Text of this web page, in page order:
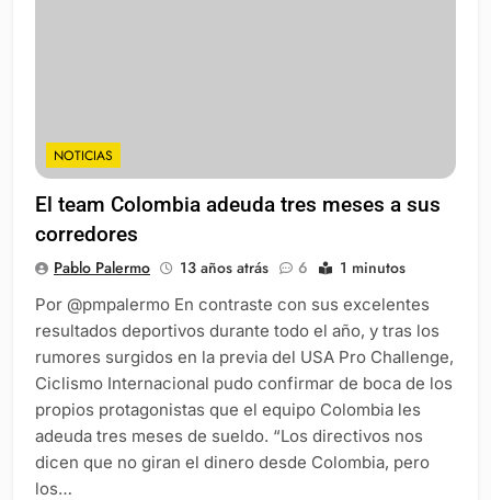
NOTICIAS
El team Colombia adeuda tres meses a sus
corredores
Pablo Palermo 13 años atrás 6 1 minutos
Por @pmpalermo En contraste con sus excelentes
resultados deportivos durante todo el año, y tras los
rumores surgidos en la previa del USA Pro Challenge,
Ciclismo Internacional pudo confirmar de boca de los
propios protagonistas que el equipo Colombia les
adeuda tres meses de sueldo. “Los directivos nos
dicen que no giran el dinero desde Colombia, pero
los…